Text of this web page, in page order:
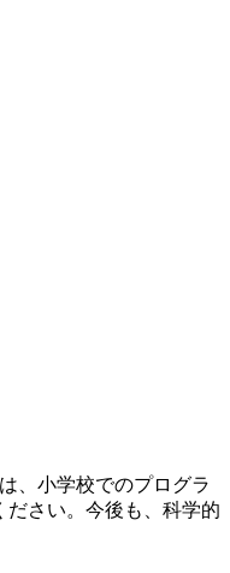
、小学校でのプログラ
さい。今後も、科学的